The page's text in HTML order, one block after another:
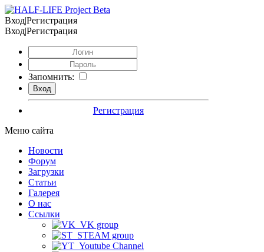
Вход|Регистрация
Вход|Регистрация
Запомнить:
Регистрация
Меню сайта
Новости
Форум
Загрузки
Статьи
Галерея
О нас
Ссылки
VK group
STEAM group
Youtube Channel